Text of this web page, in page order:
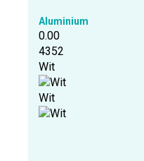
Aluminium
0.00
4352
Wit
Wit